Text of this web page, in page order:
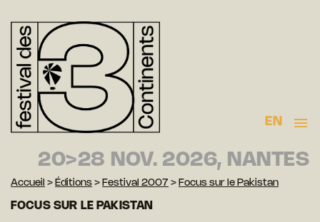
EN
20>28 NOV. 2026, NANTES
Accueil > Éditions > Festival 2007 > Focus sur le Pakistan
FOCUS SUR LE PAKISTAN